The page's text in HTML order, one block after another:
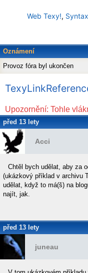
Web Texy!,
Oznámení
Provoz fóra byl ukončen
Upozornění: Tohle
před 13 lety
Acci
Chtěl bych udělat, aby za
(ukázkový příklad v archivu
udělat, když to má(š) na
najít, jak.
před 13 lety
juneau